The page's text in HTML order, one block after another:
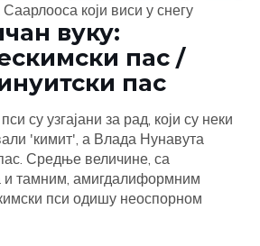
који виси у снегу
вуку:
пас /
пас
су узгајани за рад, који су неки
'кимит', а Влада Нунавута
Средње величине, са
и тамним, амигдалиформним
пси одишу неоспорном